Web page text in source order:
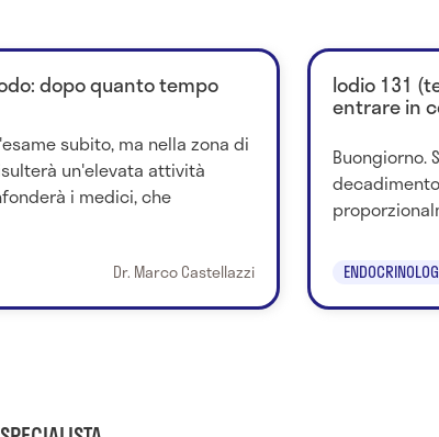
dopo quanto tempo
subito, ma nella zona di
un'elevata attività
i medici, che
Dr. Marco Castellazzi
Iodio 131
entrare in
Buongiorno.